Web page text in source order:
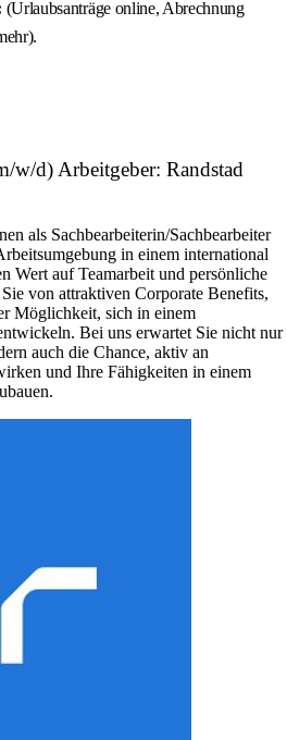
(Urlaubsanträge online, Abrechnung
w/d) Arbeitgeber: Randstad
als Sachbearbeiterin/Sachbearbeiter
in einem international
Wert auf Teamarbeit und persönliche
von attraktiven Corporate Benefits,
Möglichkeit, sich in einem
Bei uns erwartet Sie nicht nur
auch die Chance, aktiv an
und Ihre Fähigkeiten in einem